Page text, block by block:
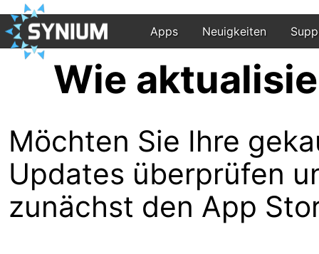
Apps Neuigkeiten
Wie
Möchten Sie Ihre
Updates überprüfen
zunächst den App